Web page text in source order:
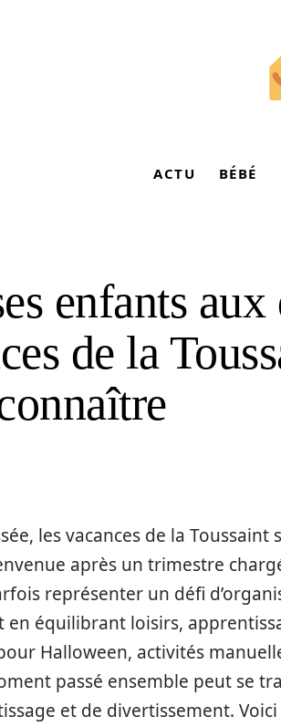
ACTU BÉBÉ
enfants aux
de la
les vacances de la Toussaint
après un trimestre
représenter un défi
équilibrant loisirs,
Halloween, activités
passé ensemble peut se
et de divertissement.